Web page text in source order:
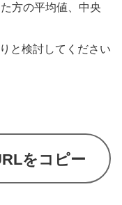
方の平均値、中央
と検討してください
をコピー